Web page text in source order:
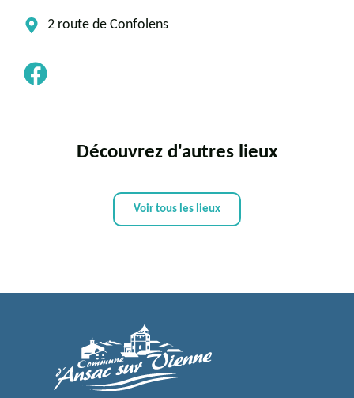
2 route de Confolens
Découvrez d'autres lieux
Voir tous les lieux